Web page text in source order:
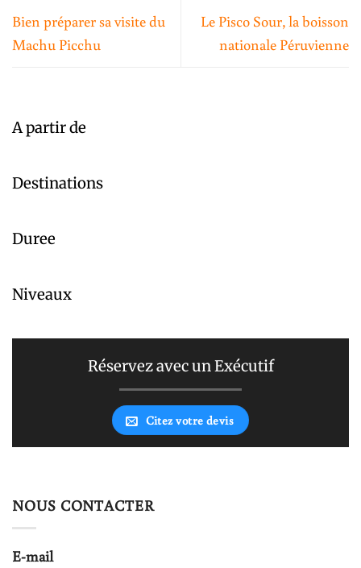
Bien préparer sa visite du
Machu Picchu
Le Pisco Sour, la boisson
nationale Péruvienne
A partir de
Destinations
Duree
Niveaux
Réservez avec un Exécutif
Citez votre devis
NOUS CONTACTER
E-mail